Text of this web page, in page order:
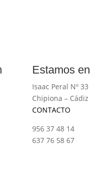
Estamos en
Isaac Peral Nº 33
Chipiona – Cádiz
CONTACTO
956 37 48 14
637 76 58 67